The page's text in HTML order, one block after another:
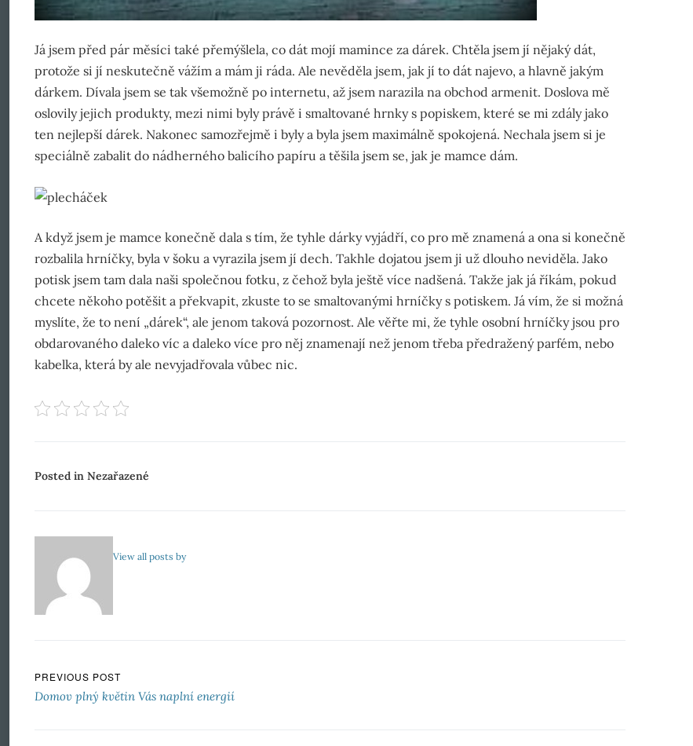
Já jsem před pár měsíci také přemýšlela, co dát mojí mamince za dárek. Chtěla jsem jí nějaký dát,
protože si jí neskutečně vážím a mám ji ráda. Ale nevěděla jsem, jak jí to dát najevo, a hlavně jakým
dárkem. Dívala jsem se tak všemožně po internetu, až jsem narazila na obchod armenit. Doslova mě
oslovily jejich produkty, mezi nimi byly právě i smaltované hrnky s popiskem, které se mi zdály jako
ten nejlepší dárek. Nakonec samozřejmě i byly a byla jsem maximálně spokojená. Nechala jsem si je
speciálně zabalit do nádherného balicího papíru a těšila jsem se, jak je mamce dám.
A když jsem je mamce konečně dala s tím, že tyhle dárky vyjádří, co pro mě znamená a ona si konečně
rozbalila hrníčky, byla v šoku a vyrazila jsem jí dech. Takhle dojatou jsem ji už dlouho neviděla. Jako
potisk jsem tam dala naši společnou fotku, z čehož byla ještě více nadšená. Takže jak já říkám, pokud
chcete někoho potěšit a překvapit, zkuste to se smaltovanými hrníčky s potiskem. Já vím, že si možná
myslíte, že to není „dárek“, ale jenom taková pozornost. Ale věřte mi, že tyhle osobní hrníčky jsou pro
obdarovaného daleko víc a daleko více pro něj znamenají než jenom třeba předražený parfém, nebo
kabelka, která by ale nevyjadřovala vůbec nic.
Posted in Nezařazené
View all posts by
Navigace pro příspěvek
PREVIOUS POST
Domov plný květin Vás naplní energií